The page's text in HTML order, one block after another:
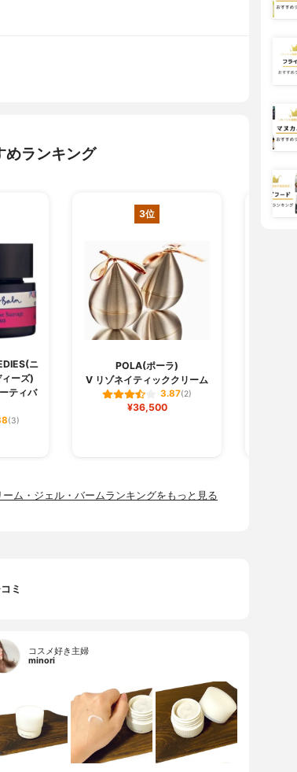
めランキング
ニ
ーズ)
ティバ
(3)
3位
POLA(ポーラ)
V リゾネイティッククリーム
3.87(2)
¥36,500
ーム・ジェル・バームランキングをもっと見る
ミ
コスメ好き主婦
minori